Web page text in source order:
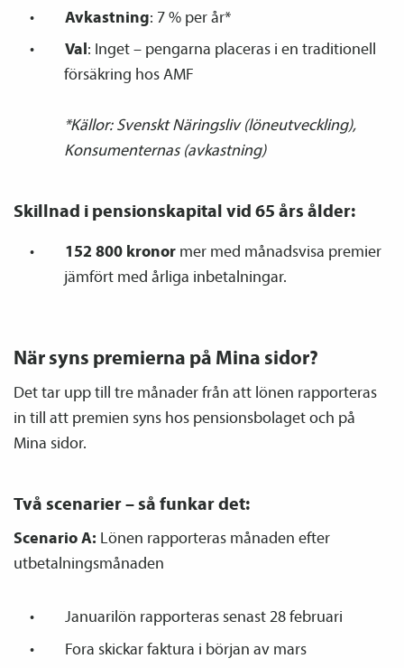
Avkastning: 7 % per år*
Val: Inget – pengarna placeras i en traditionell
försäkring hos AMF
*Källor: Svenskt Näringsliv (löneutveckling),
Konsumenternas (avkastning)
Skillnad i pensions­kapital vid 65 års ålder:
152 800 kronormer med månadsvisa premier
jämfört med årliga inbetalningar.
När syns premierna på Mina sidor?
Det tar upp till tre månader från att lönen rapporteras
in till att premien syns hos pensions­bolaget och på
Mina sidor.
Två scenarier – så funkar det:
Scenario A: Lönen rapporteras månaden efter
utbetalningsmånaden
Januarilön rapporteras senast 28 februari
Fora skickar faktura i början av mars